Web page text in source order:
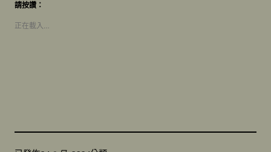
請按讚：
正在載入…